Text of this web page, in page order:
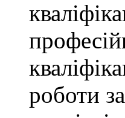
роботи